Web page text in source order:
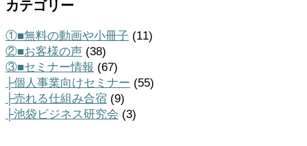
カテゴリー
①■無料の動画や小冊子 (11)
②■お客様の声 (38)
③■セミナー情報 (67)
├個人事業向けセミナー (55)
├売れる仕組み合宿 (9)
├池袋ビジネス研究会 (3)